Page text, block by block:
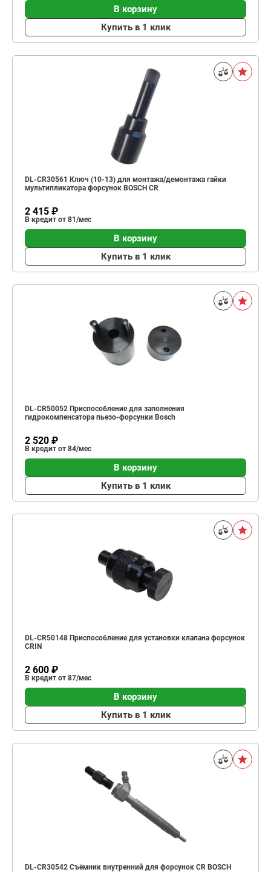
В корзину
Купить в 1 клик
DL-CR30561 Ключ (10-13) для монтажа/демонтажа гайки
мультипликатора форсунок BOSCH CR
2 415 ₽
В кредит от 81/мес
В корзину
Купить в 1 клик
DL-CR50052 Приспособление для заполнения
гидрокомпенсатора пьезо-форсунки Bosch
2 520 ₽
В кредит от 84/мес
В корзину
Купить в 1 клик
DL-CR50148 Приспособление для установки клапана форсунок
CRIN
2 600 ₽
В кредит от 87/мес
В корзину
Купить в 1 клик
DL-CR30542 Съёмник внутренний для форсунок CR BOSCH